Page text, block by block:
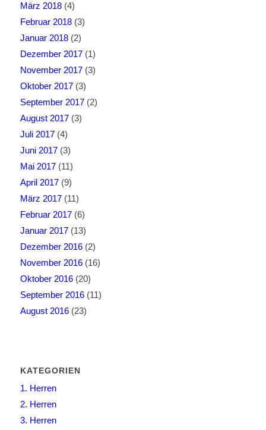
März 2018(4)
Februar 2018(3)
Januar 2018(2)
Dezember 2017(1)
November 2017(3)
Oktober 2017(3)
September 2017(2)
August 2017(3)
Juli 2017(4)
Juni 2017(3)
Mai 2017(11)
April 2017(9)
März 2017(11)
Februar 2017(6)
Januar 2017(13)
Dezember 2016(2)
November 2016(16)
Oktober 2016(20)
September 2016(11)
August 2016(23)
KATEGORIEN
1. Herren
2. Herren
3. Herren